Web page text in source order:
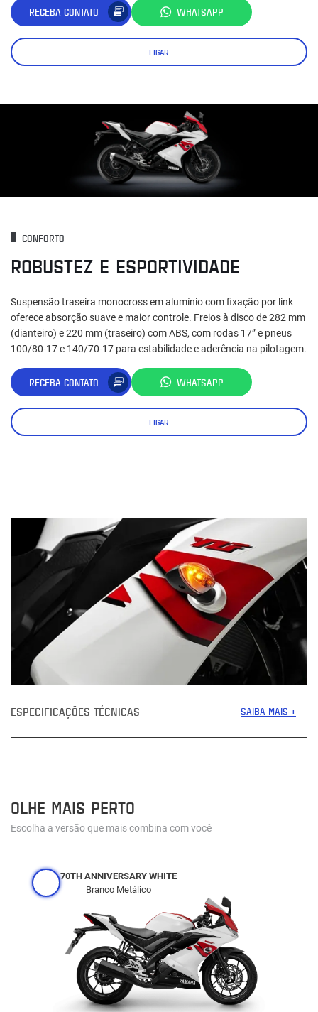
RECEBA CONTATO WHATSAPP
LIGAR
CONFORTO
ROBUSTEZ E ESPORTIVIDADE
Suspensão traseira monocross em alumínio com fixação por link
oferece absorção suave e maior controle. Freios à disco de 282 mm
(dianteiro) e 220 mm (traseiro) com ABS, com rodas 17” e pneus
100/80‑17 e 140/70‑17 para estabilidade e aderência na pilotagem.
RECEBA CONTATO WHATSAPP
LIGAR
ESPECIFICAÇÕES TÉCNICAS SAIBA MAIS +
OLHE MAIS PERTO
Escolha a versão que mais combina com você
70TH ANNIVERSARY WHITE
Branco Metálico